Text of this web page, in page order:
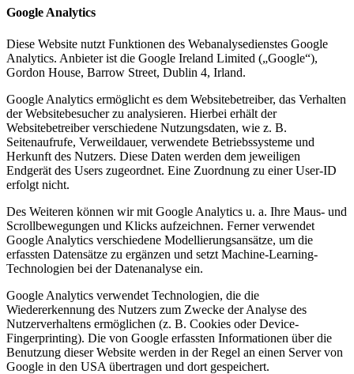
Google Analytics
Diese Website nutzt Funktionen des Webanalysedienstes Google
Analytics. Anbieter ist die Google Ireland Limited („Google“),
Gordon House, Barrow Street, Dublin 4, Irland.
Google Analytics ermöglicht es dem Websitebetreiber, das Verhalten
der Websitebesucher zu analysieren. Hierbei erhält der
Websitebetreiber verschiedene Nutzungsdaten, wie z. B.
Seitenaufrufe, Verweildauer, verwendete Betriebssysteme und
Herkunft des Nutzers. Diese Daten werden dem jeweiligen
Endgerät des Users zugeordnet. Eine Zuordnung zu einer User-ID
erfolgt nicht.
Des Weiteren können wir mit Google Analytics u. a. Ihre Maus- und
Scrollbewegungen und Klicks aufzeichnen. Ferner verwendet
Google Analytics verschiedene Modellierungsansätze, um die
erfassten Datensätze zu ergänzen und setzt Machine-Learning-
Technologien bei der Datenanalyse ein.
Google Analytics verwendet Technologien, die die
Wiedererkennung des Nutzers zum Zwecke der Analyse des
Nutzerverhaltens ermöglichen (z. B. Cookies oder Device-
Fingerprinting). Die von Google erfassten Informationen über die
Benutzung dieser Website werden in der Regel an einen Server von
Google in den USA übertragen und dort gespeichert.